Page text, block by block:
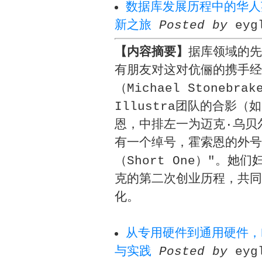
数据库发展历程中的华
新之旅
Posted by
【内容摘要】 据库领域的
有朋友对这对伉俪的携手
（Michael Stonebraker
Illustra团队的合影（如
恩，中排左一为迈克·乌
有一个绰号，霍索恩的外
（Short One）"。她们
克的第二次创业历程，
化。
从专用硬件到通用硬
与实践
Posted by